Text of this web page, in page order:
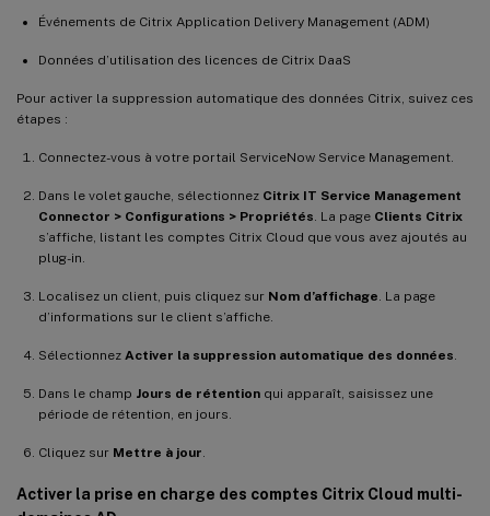
Événements de Citrix Application Delivery Management (ADM)
Données d’utilisation des licences de Citrix DaaS
Pour activer la suppression automatique des données Citrix, suivez ces
étapes :
Connectez-vous à votre portail ServiceNow Service Management.
Dans le volet gauche, sélectionnez Citrix IT Service Management
Connector > Configurations > Propriétés. La page Clients Citrix
s’affiche, listant les comptes Citrix Cloud que vous avez ajoutés au
plug-in.
Localisez un client, puis cliquez sur Nom d’affichage. La page
d’informations sur le client s’affiche.
Sélectionnez Activer la suppression automatique des données.
Dans le champ Jours de rétention qui apparaît, saisissez une
période de rétention, en jours.
Cliquez sur Mettre à jour.
Activer la prise en charge des comptes Citrix Cloud multi-